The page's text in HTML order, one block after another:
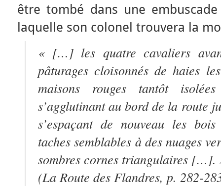
être tombé dans une
laquelle son colonel trouvera la
« […] les quatre cavaliers
pâturages cloisonnés de haies
maisons rouges tantôt
s’agglutinant au bord de la route
s’espaçant de nouveau les
taches semblables à des nuages
sombres cornes triangulaires […].
(La Route des Flandres, p. 282-